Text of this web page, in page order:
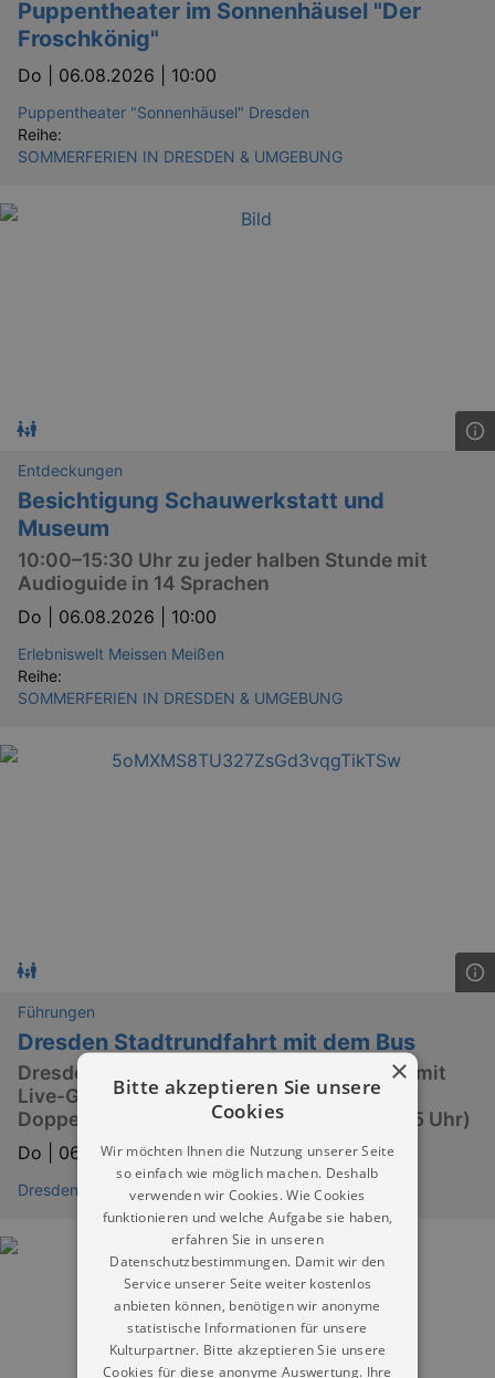
Puppentheater im Sonnenhäusel "Der
Froschkönig"
Do | 06.08.2026 | 10:00
Puppentheater "Sonnenhäusel" Dresden
Reihe:
SOMMERFERIEN IN DRESDEN & UMGEBUNG
Entdeckungen
Besichtigung Schauwerkstatt und
Museum
10:00–15:30 Uhr zu jeder halben Stunde mit
Audioguide in 14 Sprachen
Do | 06.08.2026 | 10:00
Erlebniswelt Meissen Meißen
Reihe:
SOMMERFERIEN IN DRESDEN & UMGEBUNG
Führungen
Dresden Stadtrundfahrt mit dem Bus
Dresdens Sehenswürdigkeiten entdecken mit
Live-Guide, Stadtkarte und barrierefreier
Doppeldecker-Bustour (Start 10 | 12:30 | 15 Uhr)
Do | 06.08.2026 | 10:00
Dresden City
×
Bitte akzeptieren Sie unsere
Cookies
Wir möchten Ihnen die Nutzung unserer Seite
so einfach wie möglich machen. Deshalb
verwenden wir Cookies. Wie Cookies
funktionieren und welche Aufgabe sie haben,
erfahren Sie in unseren
Datenschutzbestimmungen. Damit wir den
Service unserer Seite weiter kostenlos
anbieten können, benötigen wir anonyme
statistische Informationen für unsere
Kulturpartner. Bitte akzeptieren Sie unsere
Cookies für diese anonyme Auswertung. Ihre